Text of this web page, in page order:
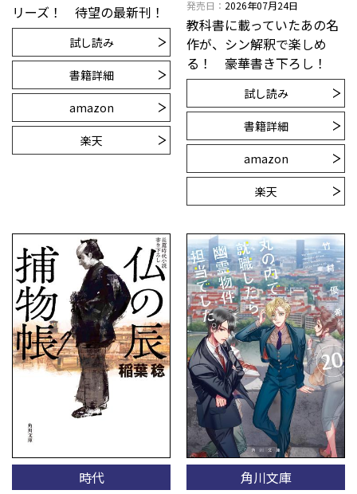
リーズ！ 待望の最新刊！
試し読み
書籍詳細
amazon
楽天
発売日 2026年07月24日
教科書に載っていたあの名
作が、シン解釈で楽しめ
る！ 豪華書き下ろし！
試し読み
書籍詳細
amazon
楽天
時代 角川文庫